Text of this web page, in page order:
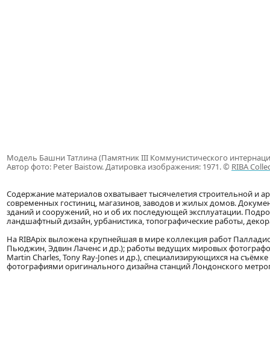
Модель Башни Татлина (Памятник III Коммунистического
Автор фото: Peter Baistow. Датировка изображения: 1971. © RIBA
Содержание материалов охватывает тысячелетия строительной и
современных гостиниц, магазинов, заводов и жилых домов.
зданий и сооружений, но и об их последующей эксплуатации.
ландшафтный дизайн, урбанистика, топографические работы,
На RIBApix выложена крупнейшая в мире коллекция работ
Пьюджин, Эдвин Лаченс и др.); работы ведущих мировых
Martin Charles, Tony Ray-Jones и др.), специализирующихся на
фотографиями оригинального дизайна станций Лондонского